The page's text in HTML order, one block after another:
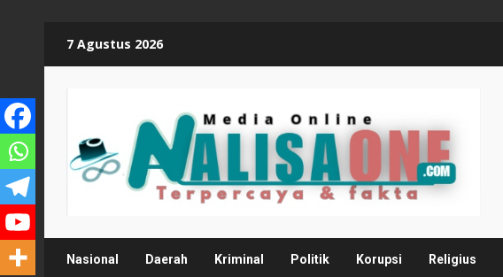
7 Agustus 2026
Nasional Daerah Kriminal Politik Korupsi Religius